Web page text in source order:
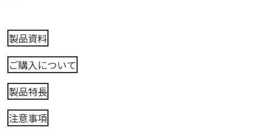
製品資料
ご購入について
製品特長
注意事項